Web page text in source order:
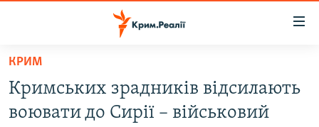
Перейти
основного
матеріалу
ВОДА.КРИМ
КРИМ
Кримських зрадників відсилають
воювати до Сирії – військовий